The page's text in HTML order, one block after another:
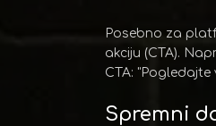
Posebno za
akciju (CTA).
CTA:
Spremni